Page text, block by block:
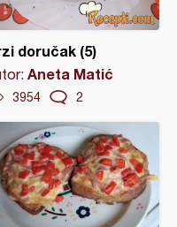
doručak (5)
Aneta Matić
3954 2